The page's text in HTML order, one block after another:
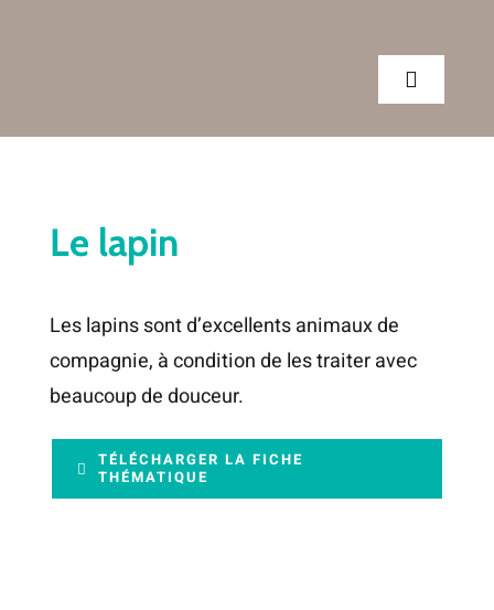
Toggle
CONSEILS
Le lapin
Les lapins sont d’excellents animaux de
compagnie, à condition de les traiter avec
beaucoup de douceur.
TÉLÉCHARGER LA FICHE
THÉMATIQUE